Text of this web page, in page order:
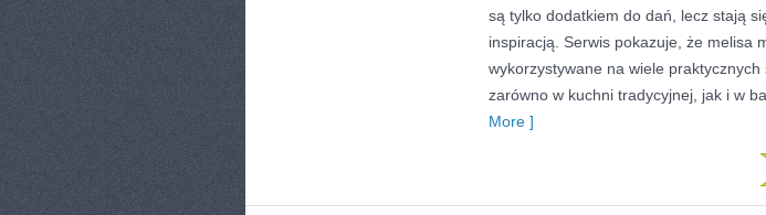
są tylko dodatkiem do dań, lecz stają
inspiracją. Serwis pokazuje, że melisa
wykorzystywane na wiele praktycznych
zarówno w kuchni tradycyjnej, jak i w
More ]